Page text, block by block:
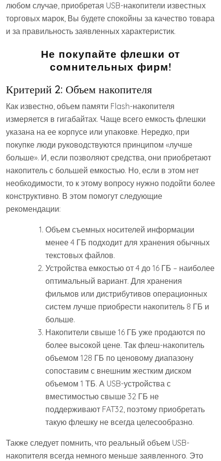
любом случае, приобретая USB-накопители известных
торговых марок, Вы будете спокойны за качество товара
и за правильность заявленных характеристик.
Не покупайте флешки от
сомнительных фирм!
Критерий 2: Объем накопителя
Как известно, объем памяти Flash-накопителя
измеряется в гигабайтах. Чаще всего емкость флешки
указана на ее корпусе или упаковке. Нередко, при
покупке люди руководствуются принципом «лучше
больше». И, если позволяют средства, они приобретают
накопитель с большей емкостью. Но, если в этом нет
необходимости, то к этому вопросу нужно подойти более
конструктивно. В этом помогут следующие
рекомендации:
Объем съемных носителей информации
менее 4 ГБ подходит для хранения обычных
текстовых файлов.
Устройства емкостью от 4 до 16 ГБ – наиболее
оптимальный вариант. Для хранения
фильмов или дистрибутивов операционных
систем лучше приобрести накопитель 8 ГБ и
больше.
Накопители свыше 16 ГБ уже продаются по
более высокой цене. Так флеш-накопитель
объемом 128 ГБ по ценовому диапазону
сопоставим с внешним жестким диском
объемом 1 ТБ. А USB-устройства с
вместимостью свыше 32 ГБ не
поддерживают FAT32, поэтому приобретать
такую флешку не всегда целесообразно.
Также следует помнить, что реальный объем USB-
накопителя всегда немного меньше заявленного. Это